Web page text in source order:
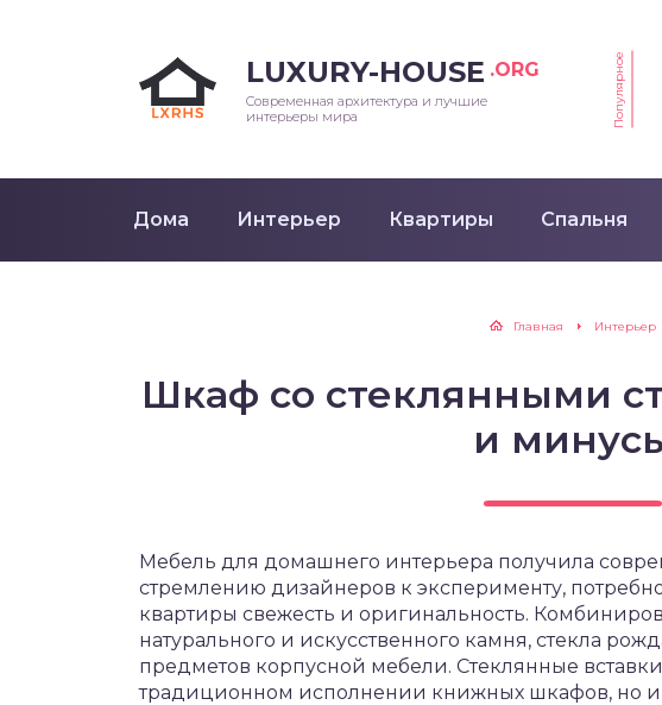
LUXURY-HOUSE .ORG
Современная архитектура и лучшие
интерьеры мира
Популярное
Дома Интерьер Квартиры Спальня
Главная Интерьер
Шкаф со стеклянными
и
Мебель для домашнего интерьера получила
стремлению дизайнеров к эксперименту,
квартиры свежесть и оригинальность.
натурального и искусственного камня, стекла
предметов корпусной мебели. Стеклянные
традиционном исполнении книжных шкафов, но